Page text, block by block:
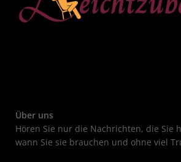
Über uns
Hören Sie nur die Nachrichten, die Sie
wann Sie sie brauchen und ohne viel